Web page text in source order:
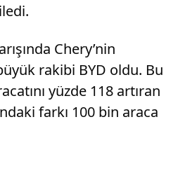
Chery’nin
rakibi BYD oldu. Bu
yüzde 118 artıran
farkı 100 bin araca